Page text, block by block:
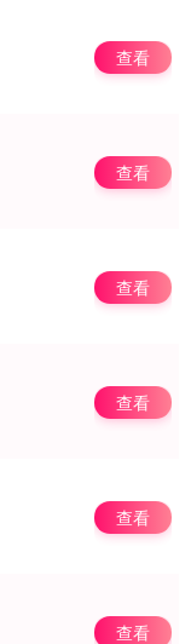
查看
查看
查看
查看
查看
查看